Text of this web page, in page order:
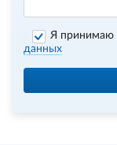
Я принимаю
данных